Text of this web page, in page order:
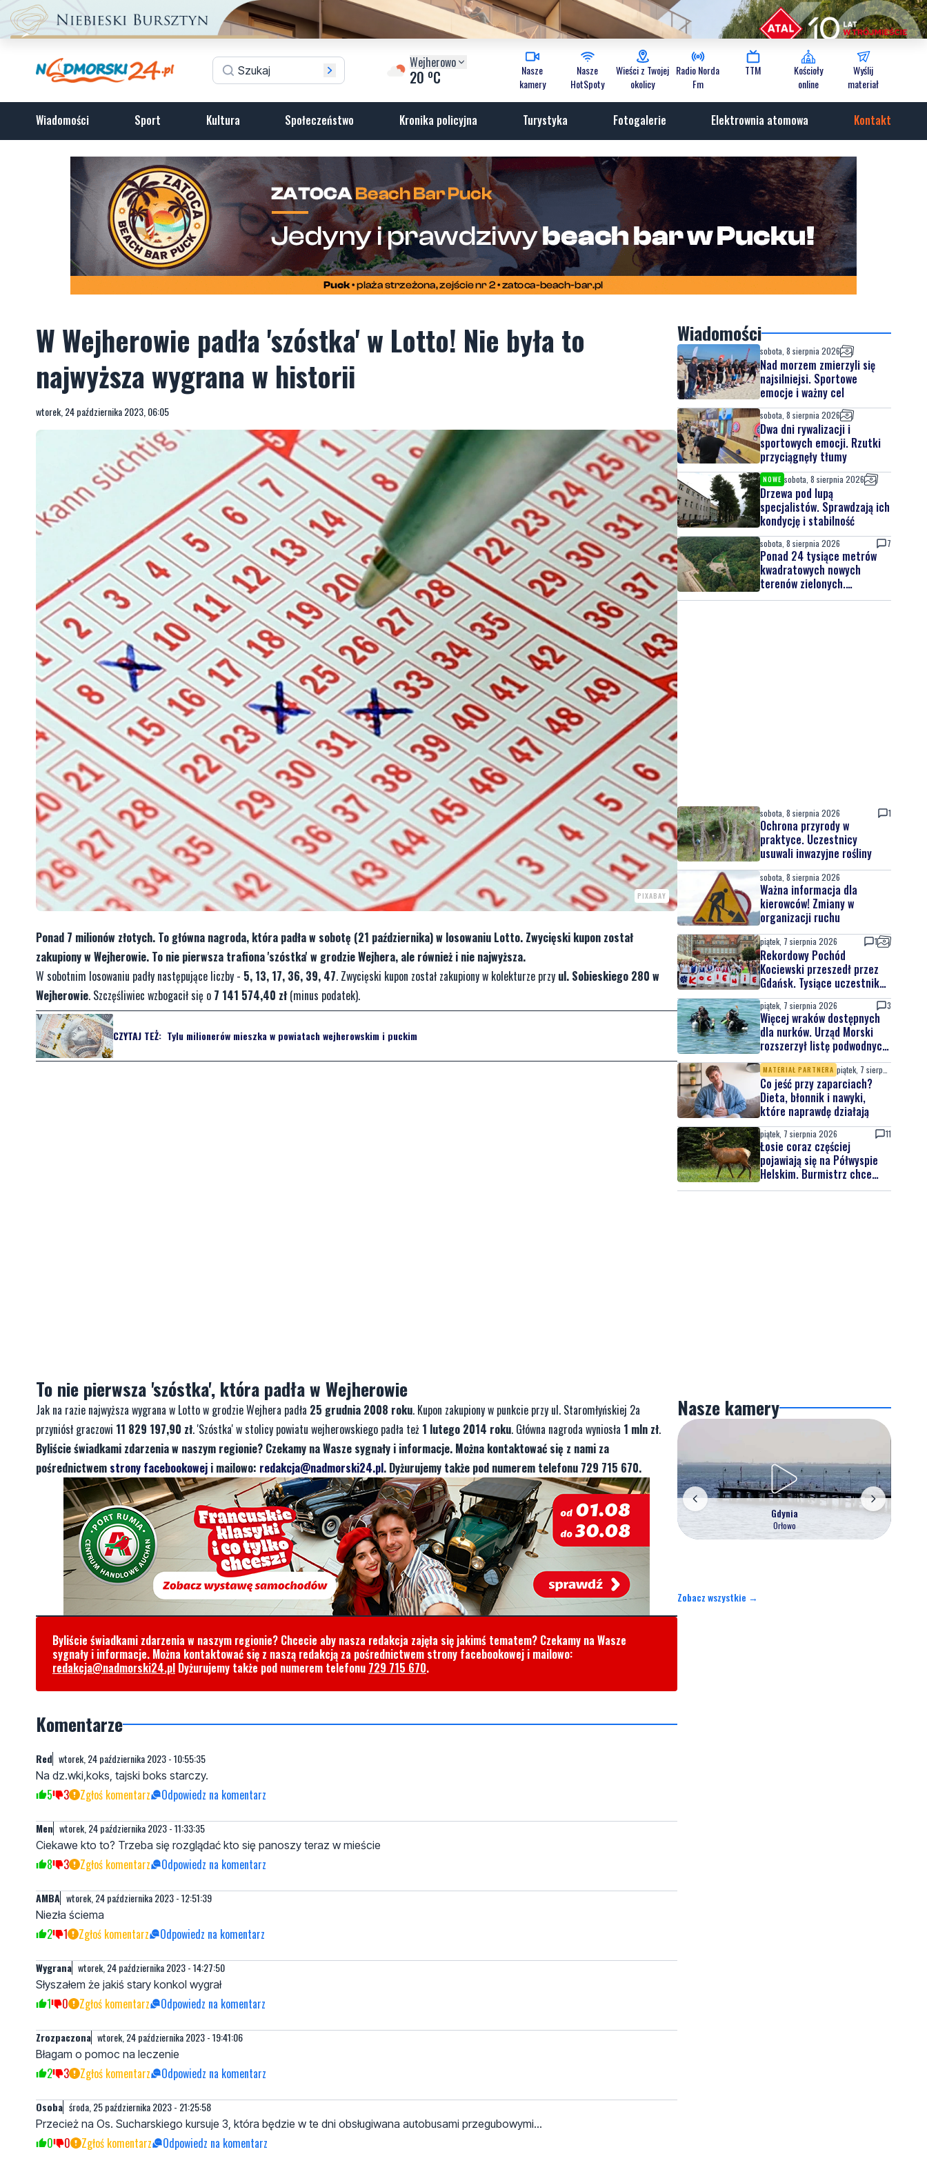
Wejherowo
20 oC
Nasze
kamery
Nasze
HotSpoty
Wieści z Twojej
okolicy
Radio Norda
Fm
TTM
Kościoły
online
Wyślij
materiał
Wiadomości Sport Kultura Społeczeństwo Kronika policyjna Turystyka Fotogalerie Elektrownia atomowa Kontakt
W Wejherowie padła 'szóstka' w Lotto! Nie była to
najwyższa wygrana w historii
wtorek, 24 października 2023, 06:05
PIXABAY
Ponad 7 milionów złotych. To główna nagroda, która padła w sobotę (21 października) w losowaniu Lotto. Zwycięski kupon został
zakupiony w Wejherowie. To nie pierwsza trafiona 'szóstka' w grodzie Wejhera, ale również i nie najwyższa.
W sobotnim losowaniu padły następujące liczby - 5, 13, 17, 36, 39, 47. Zwycięski kupon został zakupiony w kolekturze przy ul. Sobieskiego 280 w
Wejherowie. Szczęśliwiec wzbogacił się o 7 141 574,40 zł(minus podatek).
CZYTAJ TEŻ: Tylu milionerów mieszka w powiatach wejherowskim i puckim
To nie pierwsza 'szóstka', która padła w Wejherowie
Jak na razie najwyższa wygrana w Lotto w grodzie Wejhera padła 25 grudnia 2008 roku. Kupon zakupiony w punkcie przy ul. Staromłyńskiej 2a
przyniósł graczowi 11 829 197,90 zł. 'Szóstka' w stolicy powiatu wejherowskiego padła też 1 lutego 2014 roku. Główna nagroda wyniosła 1 mln zł.
Byliście świadkami zdarzenia w naszym regionie? Czekamy na Wasze sygnały i informacje. Można kontaktować się z nami za
pośrednictwem strony facebookowej i mailowo: redakcja@nadmorski24.pl. Dyżurujemy także pod numerem telefonu 729 715 670.
Byliście świadkami zdarzenia w naszym regionie? Chcecie aby nasza redakcja zajęła się jakimś tematem? Czekamy na Wasze
sygnały i informacje. Można kontaktować się z naszą redakcją za pośrednictwem strony facebookowej i mailowo:
redakcja@nadmorski24.pl Dyżurujemy także pod numerem telefonu 729 715 670.
Komentarze
Red wtorek, 24 października 2023 - 10:55:35
Na dz.wki,koks, tajski boks starczy.
5 3 Zgłoś komentarz Odpowiedz na komentarz
Men wtorek, 24 października 2023 - 11:33:35
Ciekawe kto to? Trzeba się rozglądać kto się panoszy teraz w mieście
8 3 Zgłoś komentarz Odpowiedz na komentarz
AMBA wtorek, 24 października 2023 - 12:51:39
Niezła ściema
2 1 Zgłoś komentarz Odpowiedz na komentarz
Wygrana wtorek, 24 października 2023 - 14:27:50
Słyszałem że jakiś stary konkol wygrał
1 0 Zgłoś komentarz Odpowiedz na komentarz
Zrozpaczona wtorek, 24 października 2023 - 19:41:06
Błagam o pomoc na leczenie
2 3 Zgłoś komentarz Odpowiedz na komentarz
Osoba środa, 25 października 2023 - 21:25:58
Przecież na Os. Sucharskiego kursuje 3, która będzie w te dni obsługiwana autobusami przegubowymi...
0 0 Zgłoś komentarz Odpowiedz na komentarz
Wiadomości
sobota, 8 sierpnia 2026
Nad morzem zmierzyli się
najsilniejsi. Sportowe
emocje i ważny cel
sobota, 8 sierpnia 2026
Dwa dni rywalizacji i
sportowych emocji. Rzutki
przyciągnęły tłumy
NOWE sobota, 8 sierpnia 2026
Drzewa pod lupą
specjalistów. Sprawdzają ich
kondycję i stabilność
sobota, 8 sierpnia 2026 7
Ponad 24 tysiące metrów
kwadratowych nowych
terenów zielonych.
Powstanie nowa przestrzeń
sobota, 8 sierpnia 2026 1
Ochrona przyrody w
praktyce. Uczestnicy
usuwali inwazyjne rośliny
sobota, 8 sierpnia 2026
Ważna informacja dla
kierowców! Zmiany w
organizacji ruchu
piątek, 7 sierpnia 2026 1
Rekordowy Pochód
Kociewski przeszedł przez
Gdańsk. Tysiące uczestników
na jubileuszowej edycji
piątek, 7 sierpnia 2026 3
Więcej wraków dostępnych
dla nurków. Urząd Morski
rozszerzył listę podwodnych
atrakcji
MATERIAŁ PARTNERA
Co jeść przy zaparciach?
Dieta, błonnik i nawyki,
które naprawdę działają
piątek, 7 sierpnia 2026 11
Łosie coraz częściej
pojawiają się na Półwyspie
Helskim. Burmistrz chce
nowych znaków drogowych
Nasze kamery
Gdynia
Orłowo
Zobacz wszystkie →